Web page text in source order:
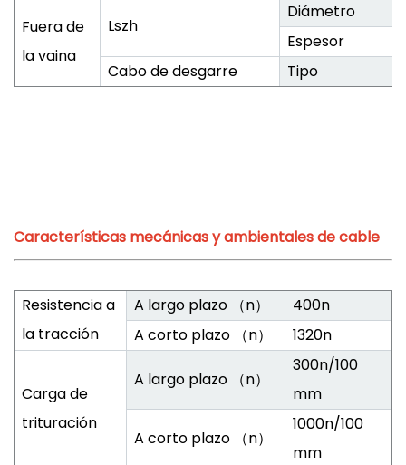
Fuera de
la vaina
Lszh
Diámetro
Espesor
Cabo de desgarre
Tipo
Características mecánicas y ambientales de cable
Resistencia a
la tracción
A largo plazo （n）
400n
A corto plazo （n）
1320n
Carga de
trituración
A largo plazo （n）
300n/100
mm
A corto plazo （n）
1000n/100
mm